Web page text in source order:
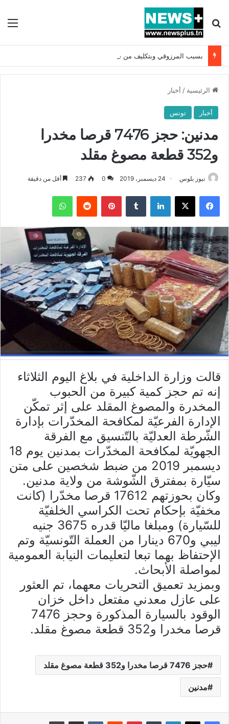
بحث عن
الرئيسية / أخبار
أخبار تونس
مدنين: حجز 7476 قرصا مخدرا
و352 قطعة مصوغ مقلد
نيوز بلوس 24 ديسمبر، 2019 0
237 أقل من دقيقة
فيسبوك X لينكدإن بينتيريست واتساب
قالت وزارة الداخلية في بلاغ اليوم الثلاثاء
إنه تم حجز كمية كبيرة من الحبوب
المخدرة والمصوغ المقلد على إثر تمكّن
الإدارة الفرعيّة لمكافحة المخدّرات بإدارة
الشّرطة العدليّة بالتّنسيق مع الفرقة
الجهويّة لمكافحة المخدّرات بمدنين يوم 18
ديسمبر 2019 من ضبط شخصين على متن
سيّارة بمفترق الشّوشة من ولاية مدنين.
وكان بحوزتهم 17612 قرصا مخدّرا (كانت
مخفيّة بإحكام تحت الكراسي الخلفيّة
للسّيارة) ومبلغا ماليّا قدره 3675 جنيه
ليبي و670 دينارا من العملة التّونسيّة وتم
الإحتفاظ بهما تبعا لتعليمات النيابة العمومية
لمواصلة الأبحاث.
وبمزيد تعميق التحريات معهما، تم العثور
على عازل معدني مفتعل داخل خزان
الوقود بالسيارة المذكورة وحجز 7476
قرصا مخدرا و352 قطعة مصوغ مقلد.
حجز 7476 قرصا مخدرا و352 قطعة مصوغ مقلد
مدنين